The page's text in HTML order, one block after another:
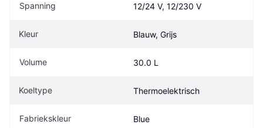
Spanning 12/24 V, 12/230 V
Kleur Blauw, Grijs
Volume 30.0 L
Koeltype Thermoelektrisch
Fabriekskleur Blue